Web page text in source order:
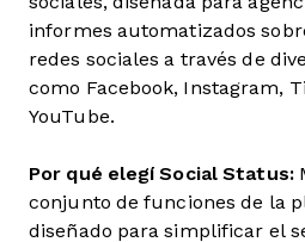
informes automatizados
redes sociales a través de
como Facebook, Instagram,
YouTube.
Por qué elegí Social Status:
conjunto de funciones de la
diseñado para simplificar el